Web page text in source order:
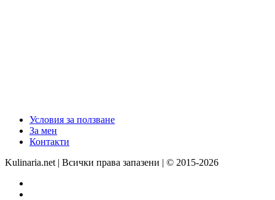
Условия за ползване
За мен
Контакти
Kulinaria.net | Всички права запазени | © 2015-2026